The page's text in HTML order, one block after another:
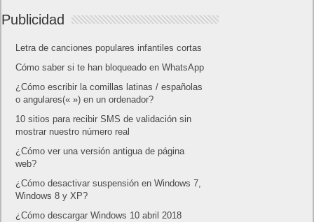
Publicidad
Letra de canciones populares infantiles cortas
Cómo saber si te han bloqueado en WhatsApp
¿Cómo escribir la comillas latinas / españolas
o angulares(« ») en un ordenador?
10 sitios para recibir SMS de validación sin
mostrar nuestro número real
¿Cómo ver una versión antigua de página
web?
¿Cómo desactivar suspensión en Windows 7,
Windows 8 y XP?
¿Cómo descargar Windows 10 abril 2018